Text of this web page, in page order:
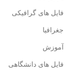
فایل های گرافیکی
جغرافیا
آموزش
فایل های دانشگاهی